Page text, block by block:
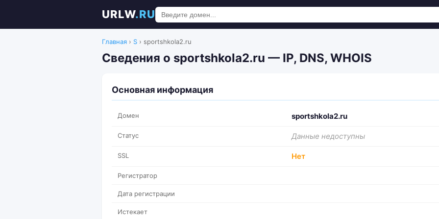
URLW.RU
Главная › S › sportshkola2.ru
Сведения о sportshkola2.ru — IP, DNS, WHOIS
Основная информация
Домен sportshkola2.ru
Статус Данные недоступны
SSL Нет
Регистратор
Дата регистрации
Истекает